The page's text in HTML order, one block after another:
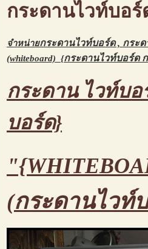
กระดานไวท์บอร์
จำหน่ายกระดานไวท์บอร์ด, กระ
(whiteboard) {กระดานไวท์บอร์ด
กระดาน ไวท์บ
บอร์ด}
(กระดานไวท์